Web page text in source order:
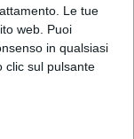
Le tue
web. Puoi
in qualsiasi
clic sul pulsante
Canne - via
e
alcolici lasciati in
è chiedere